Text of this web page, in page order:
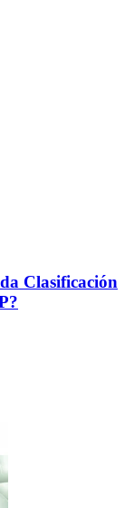
Clasificación